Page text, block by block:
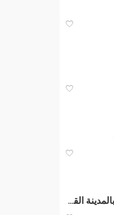
للبيع ارض سكني تجاري بالمدينة القاسمية